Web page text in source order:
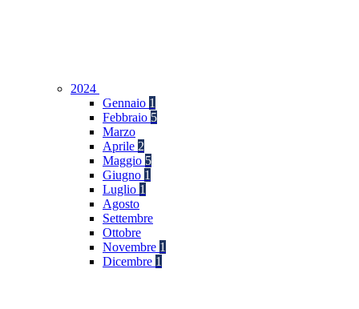
2024
Gennaio 1
Febbraio 5
Marzo
Aprile 2
Maggio 5
Giugno 1
Luglio 1
Agosto
Settembre
Ottobre
Novembre 1
Dicembre 1